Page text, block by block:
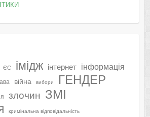
ЄС імідж інтернет інформація
війна вибори ГЕНДЕР
злочин ЗМІ
кримінальна відповідальність